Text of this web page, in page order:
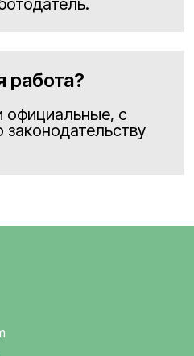
работа?
официальные, с